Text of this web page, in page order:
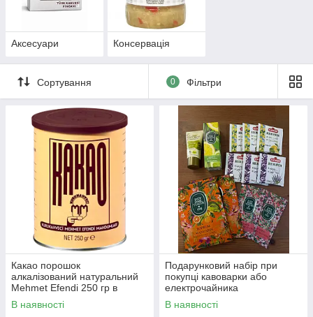
Аксесуари Консервація
Сортування 0 Фільтри
Какао порошок
алкалізований натуральний
Mehmet Efendi 250 гр в
жерстяній банці
В наявності
Подарунковий набір при
покупці кавоварки або
електрочайника
В наявності